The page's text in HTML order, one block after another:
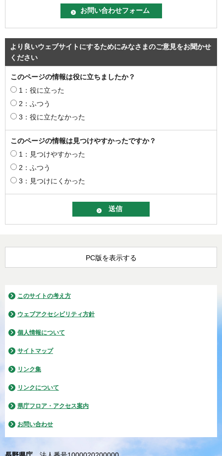
より良いウェブサイトにするためにみなさまのご意見をお聞かせ
ください
このページの情報は役に立ちましたか？
1：役に立った
2：ふつう
3：役に立たなかった
このページの情報は見つけやすかったですか？
1：見つけやすかった
2：ふつう
3：見つけにくかった
PC版を表示する
このサイトの考え方
ウェブアクセシビリティ方針
個人情報について
サイトマップ
リンク集
リンクについて
県庁フロア・アクセス案内
お問い合わせ